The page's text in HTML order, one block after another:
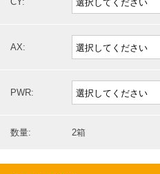
AX:
PWR:
数量: 2箱